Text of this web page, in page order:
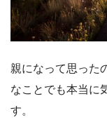
親になって思った
なことでも本当に
す。